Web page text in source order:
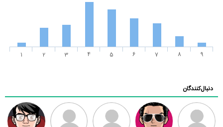
1 2 3 4 5 6 7 8 9
دنبال‌کنندگان